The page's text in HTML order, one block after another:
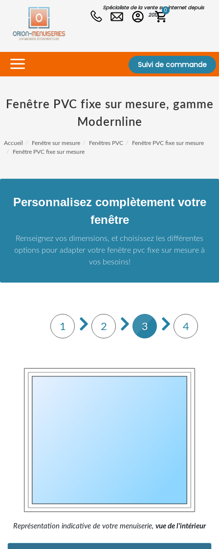
Spécialiste de la vente sur internet depuis
2012
0
Suivi de commande
Fenêtre PVC fixe sur mesure, gamme
Modernline
Accueil Fenêtre sur mesure Fenêtres PVC
Fenêtre PVC fixe sur mesure
Fenêtre PVC fixe sur mesure
Personnalisez complètement votre
fenêtre
Renseignez vos dimensions, et choisissez les différentes
options pour adapter votre fenêtre pvc fixe sur mesure à
vos besoins!
1 2 3 4
Représentation indicative de votre menuiserie, vue de l'intérieur